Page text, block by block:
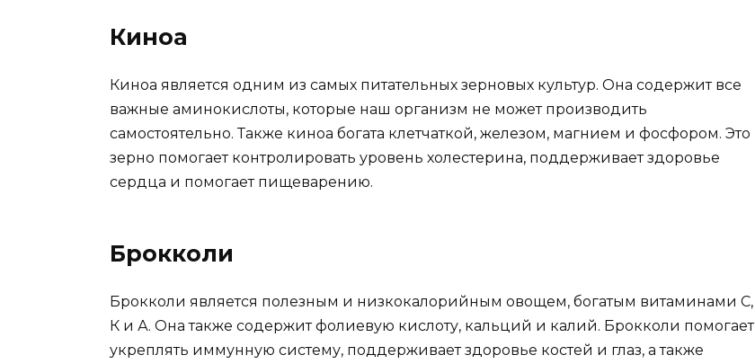
Киноа
Киноа является одним из самых питательных зерновых культур. Она содержит все
важные аминокислоты, которые наш организм не может производить
самостоятельно. Также киноа богата клетчаткой, железом, магнием и фосфором. Это
зерно помогает контролировать уровень холестерина, поддерживает здоровье
сердца и помогает пищеварению.
Брокколи
Брокколи является полезным и низкокалорийным овощем, богатым витаминами С,
К и А. Она также содержит фолиевую кислоту, кальций и калий. Брокколи помогает
укреплять иммунную систему, поддерживает здоровье костей и глаз, а также